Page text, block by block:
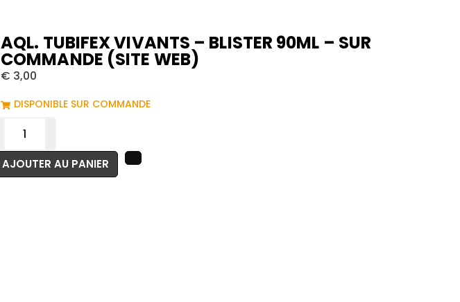
AQL. TUBIFEX VIVANTS – BLISTER 90ML – SUR
COMMANDE (SITE WEB)
€ 3,00
DISPONIBLE SUR COMMANDE
AJOUTER AU PANIER